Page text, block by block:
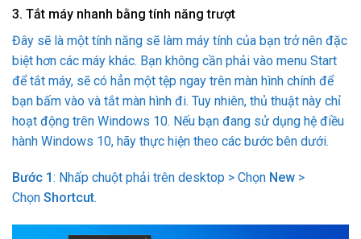
3. Tắt máy nhanh bằng tính năng trượt
Đây sẽ là một tính năng sẽ làm máy tính của bạn trở nên đặc
biệt hơn các máy khác. Bạn không cần phải vào menu Start
để tắt máy, sẽ có hẳn một tệp ngay trên màn hình chính để
bạn bấm vào và tắt màn hình đi. Tuy nhiên, thủ thuật này chỉ
hoạt động trên Windows 10. Nếu bạn đang sử dụng hệ điều
hành Windows 10, hãy thực hiện theo các bước bên dưới.
Bước 1 : Nhấp chuột phải trên desktop > Chọn New >
Chọn Shortcut.